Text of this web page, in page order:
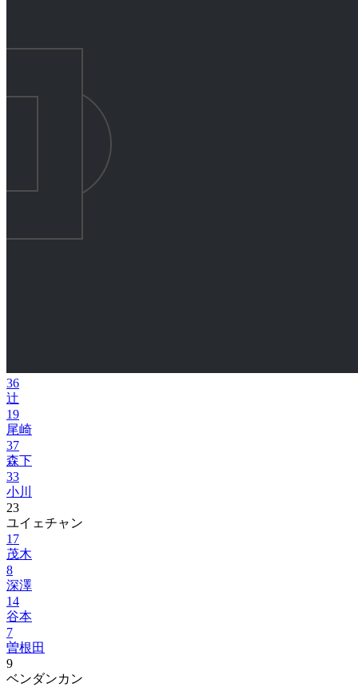
36
辻
19
尾崎
37
森下
33
小川
23
ユイェチャン
17
茂木
8
深澤
14
谷本
7
曽根田
9
ベンダンカン